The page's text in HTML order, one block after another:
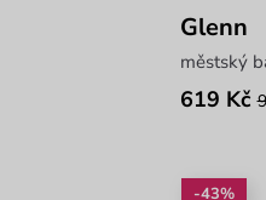
Glenn
městský
619 Kč
-43%